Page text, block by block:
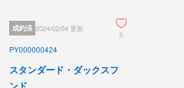
成約済 2024/02/04 更新
0
PY000000424
スタンダード・ダックスフ